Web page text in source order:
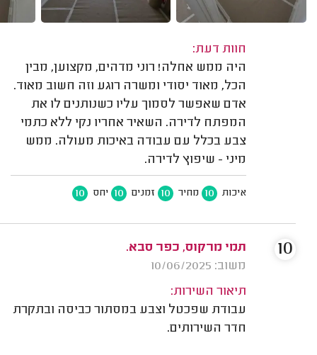
חוות דעת:
היה ממש אחלה! רוני מדהים, מקצוען, מבין
הכל, מאוד יסודי ומשרה רוגע וזה חשוב מאוד.
אדם שאפשר לסמוך עליו כשנותנים לו את
המפתח לדירה. השאיר אחריו נקי ללא כתמי
צבע בכלל עם עבודה באיכות מעולה. ממש
מיני - שיפוץ לדירה.
איכות 10 מחיר 10 זמנים 10 יחס 10
תמי מרקוס, כפר סבא.
משוב: 10/06/2025
תיאור השירות:
עבודת שפכטל וצבע במסתור כביסה ובתקרת
חדר השירותים.
10